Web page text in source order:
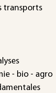
transports
- bio - agro